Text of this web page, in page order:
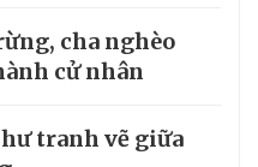
cha nghèo
cử nhân
tranh vẽ giữa